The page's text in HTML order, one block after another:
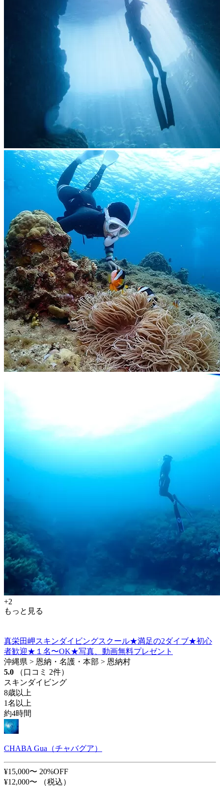
+2
もっと見る
真栄田岬スキンダイビングスクール★満足の2ダイブ★初心
者歓迎★１名〜OK★写真、動画無料プレゼント
沖縄県 > 恩納・名護・本部 > 恩納村
5.0
（口コミ 2件）
スキンダイビング
8歳以上
1名以上
約4時間
CHABA Gua（チャバグア）
¥15,000〜 20%OFF
¥12,000〜
（税込）